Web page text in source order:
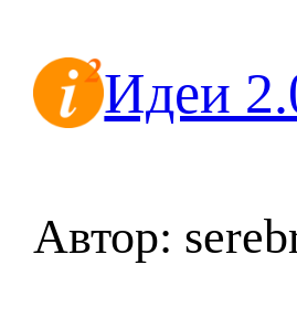
содержимомуИдеи
Автор: